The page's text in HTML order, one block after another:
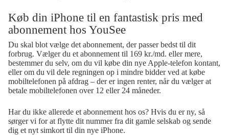
Køb din iPhone til en fantastisk pris med
abonnement hos YouSee
Du skal blot vælge det abonnement, der passer bedst til dit
forbrug. Vælger du et abonnement til 169 kr./md. eller mere,
bestemmer du selv, om du vil købe din nye Apple-telefon kontant,
eller om du vil dele regningen op i mindre bidder ved at købe
mobiltelefonen på afdrag – der er ingen renter, når du vælger at
betale mobiltelefonen over 12 eller 24 måneder.
Har du ikke allerede et abonnement hos os? Hvis du er ny, så
sørger vi for at flytte dit nummer fra dit gamle selskab og sende
dig et nyt simkort til din nye iPhone.